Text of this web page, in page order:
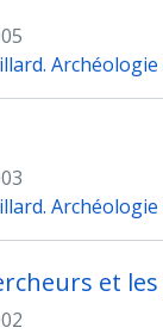
Archéologie
Archéologie
et